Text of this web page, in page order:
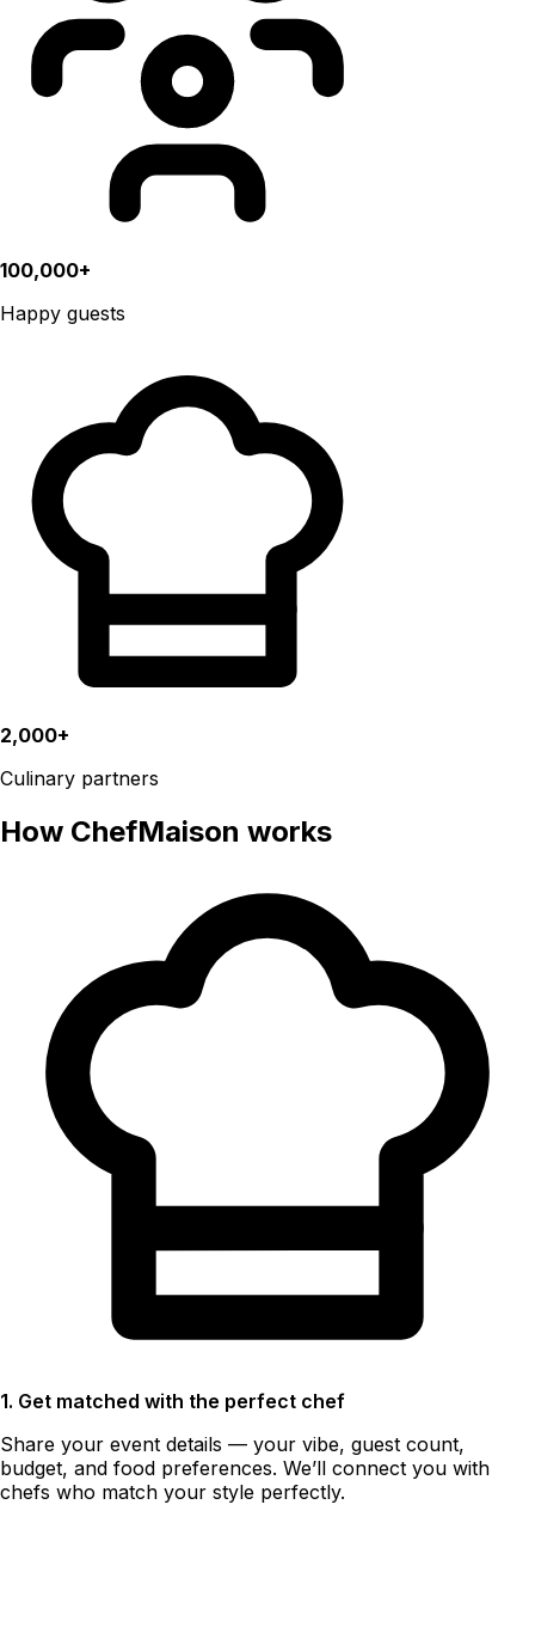
100,000+
Happy guests
2,000+
Culinary partners
How ChefMaison works
1. Get matched with the perfect chef
Share your event details — your vibe, guest count,
budget, and food preferences. We’ll connect you with
chefs who match your style perfectly.